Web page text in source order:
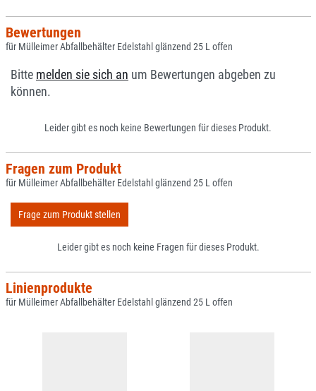
Bewertungen
für Mülleimer Abfallbehälter Edelstahl glänzend 25 L offen
Bitte melden sie sich an um Bewertungen abgeben zu
können.
Leider gibt es noch keine Bewertungen für dieses Produkt.
Fragen zum Produkt
für Mülleimer Abfallbehälter Edelstahl glänzend 25 L offen
Frage zum Produkt stellen
Leider gibt es noch keine Fragen für dieses Produkt.
Linienprodukte
für Mülleimer Abfallbehälter Edelstahl glänzend 25 L offen